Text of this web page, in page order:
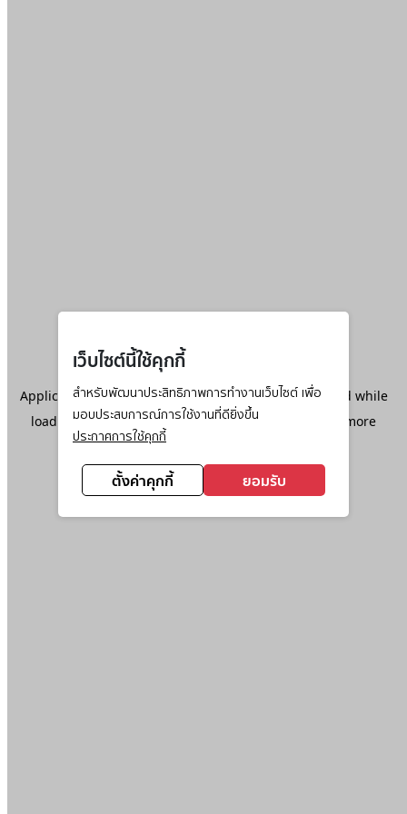
เว็บไซต์นี้ใช้คุกกี้
สำหรับพัฒนาประสิทธิภาพการทำงานเว็บไซต์ เพื่อ
มอบประสบการณ์การใช้งานที่ดียิ่งขึ้น
ประกาศการใช้คุกกี้
ตั้งค่าคุกกี้ ยอมรับ
Application error: aclient-side exception has occurred while
loadingwww.ktc.co.th(see the browser console
for more
information).